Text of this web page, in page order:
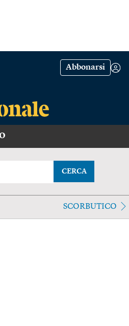
Abbonarsi
CERCA
SCORBUTICO